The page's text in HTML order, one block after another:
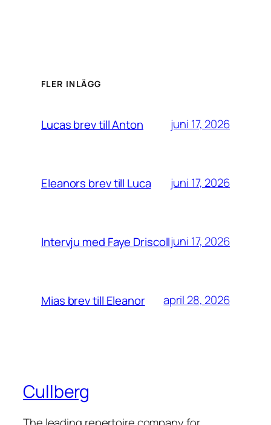
FLER INLÄGG
Lucas brev till Anton juni 17, 2026
Eleanors brev till Luca juni 17, 2026
Intervju med Faye Driscolljuni 17, 2026
Mias brev till Eleanor april 28, 2026
Cullberg